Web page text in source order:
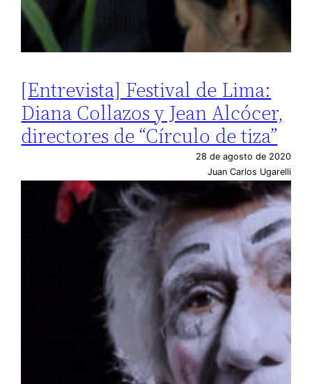
[Entrevista] Festival de Lima:
Diana Collazos y Jean Alcócer,
directores de “Círculo de tiza”
28 de agosto de 2020
Juan Carlos Ugarelli